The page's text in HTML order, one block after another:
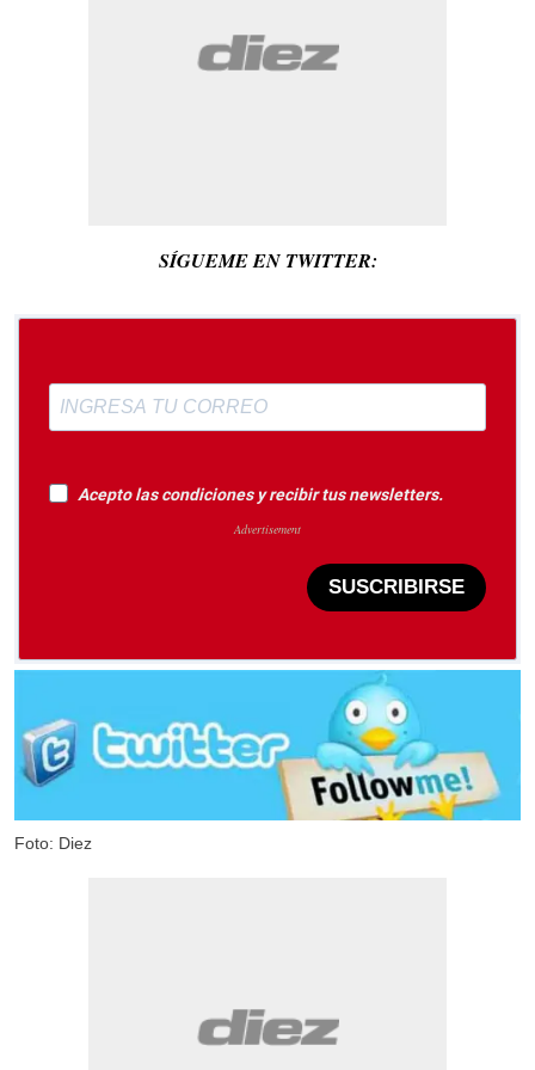
SÍGUEME EN TWITTER:
Acepto las condiciones y recibir tus newsletters.
SUSCRIBIRSE
Foto: Diez